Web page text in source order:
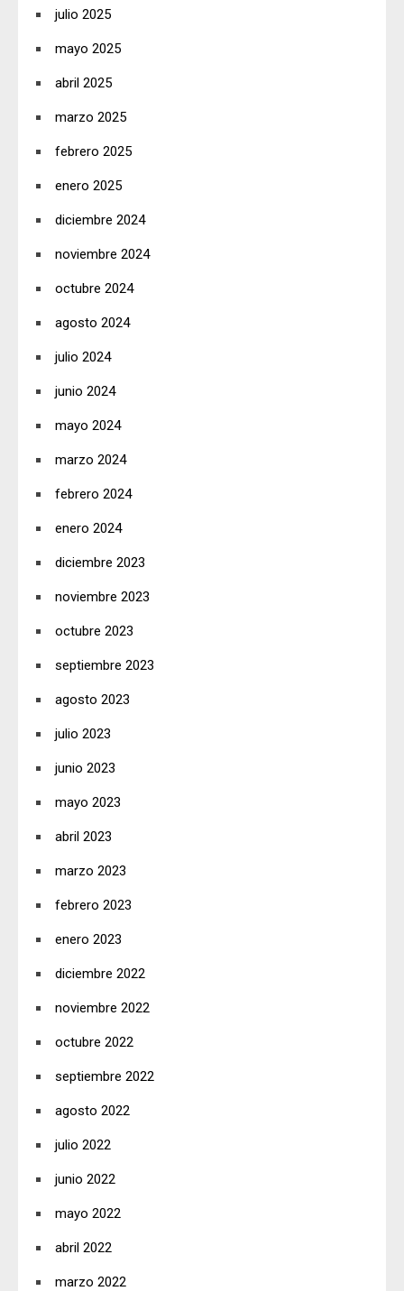
julio 2025
mayo 2025
abril 2025
marzo 2025
febrero 2025
enero 2025
diciembre 2024
noviembre 2024
octubre 2024
agosto 2024
julio 2024
junio 2024
mayo 2024
marzo 2024
febrero 2024
enero 2024
diciembre 2023
noviembre 2023
octubre 2023
septiembre 2023
agosto 2023
julio 2023
junio 2023
mayo 2023
abril 2023
marzo 2023
febrero 2023
enero 2023
diciembre 2022
noviembre 2022
octubre 2022
septiembre 2022
agosto 2022
julio 2022
junio 2022
mayo 2022
abril 2022
marzo 2022